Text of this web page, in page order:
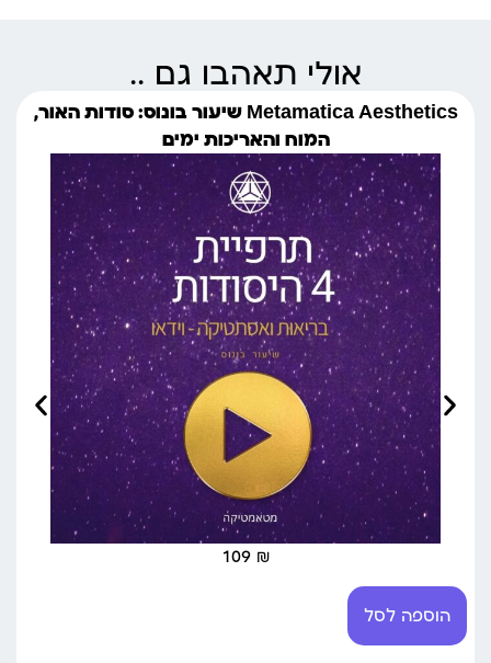
אולי תאהבו גם ..
Metamatica Aesthetics שיעור בונוס: סודות האור,
המוח והאריכות ימים
109 ₪
הוספה לסל